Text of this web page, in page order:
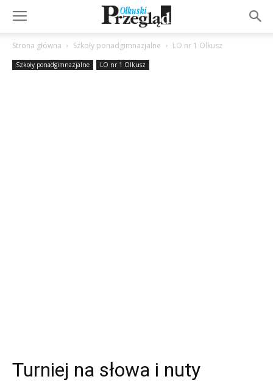
Strona główna Szkoły ponadgimnazjalne LO nr 1 Olkusz
Szkoły ponadgimnazjalne LO nr 1 Olkusz
Turniej na słowa i nuty